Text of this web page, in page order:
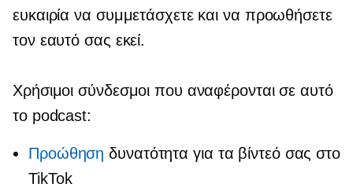
ευκαιρία να συμμετάσχετε και να προωθήσετε
τον εαυτό σας εκεί.
Χρήσιμοι σύνδεσμοι που αναφέρονται σε αυτό
το podcast:
Προώθηση δυνατότητα για τα βίντεό σας στο
TikTok